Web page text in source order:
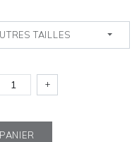
TAILLES
+